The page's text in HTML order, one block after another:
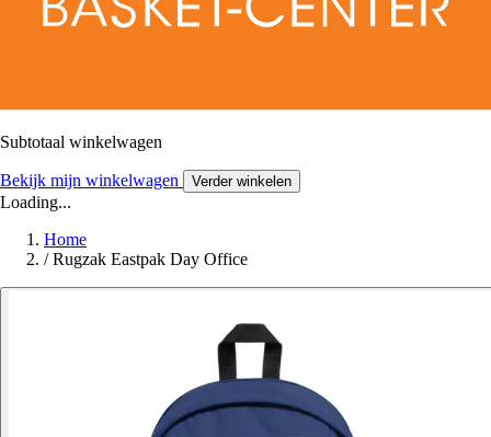
Subtotaal winkelwagen
Bekijk mijn winkelwagen Verder winkelen
Loading...
Home
/ Rugzak Eastpak Day Office